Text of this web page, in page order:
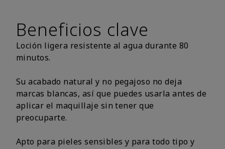
Beneficios clave
Loción ligera resistente al agua durante 80
minutos.
Su acabado natural y no pegajoso no deja
marcas blancas, así que puedes usarla antes de
aplicar el maquillaje sin tener que
preocuparte.
Apto para pieles sensibles y para todo tipo y